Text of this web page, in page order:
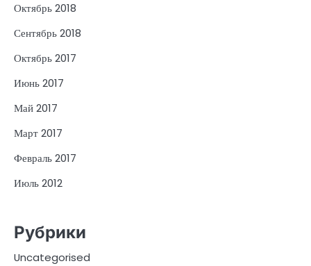
Октябрь 2018
Сентябрь 2018
Октябрь 2017
Июнь 2017
Май 2017
Март 2017
Февраль 2017
Июль 2012
Рубрики
Uncategorised